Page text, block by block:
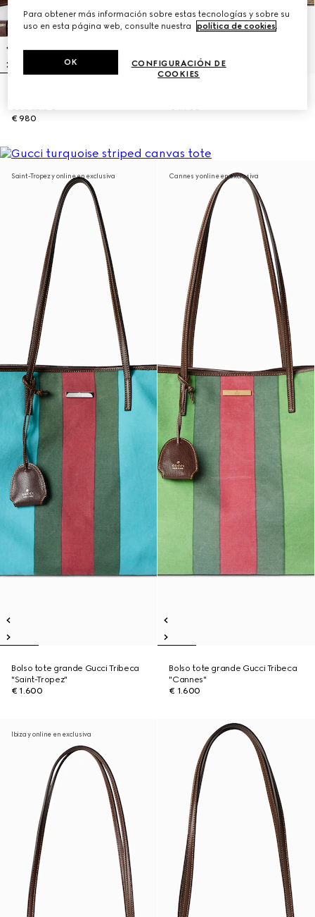
de Doble G
€ 980
€ 1.900
Saint-Tropez y online en exclusiva
Bolso tote grande Gucci Tribeca
"Saint-Tropez"
€ 1.600
Cannes y online en exclusiva
Bolso tote grande Gucci Tribeca
"Cannes"
€ 1.600
Ibiza y online en exclusiva
Para obtener más información sobre estas tecnologías y sobre su
uso en esta página web, consulte nuestra
política de cookies.
CONFIGURACIÓN DE
COOKIES
OK